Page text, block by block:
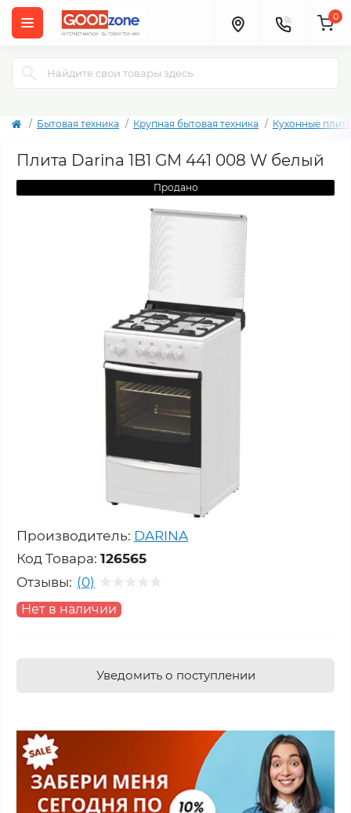
0
Бытовая техника Крупная бытовая техника Кухонные
Плита Darina 1B1 GM 441 008 W белый
Продано
Производитель: DARINA
Код Товара: 126565
Отзывы: (0)
Нет в наличии
Уведомить о поступлении